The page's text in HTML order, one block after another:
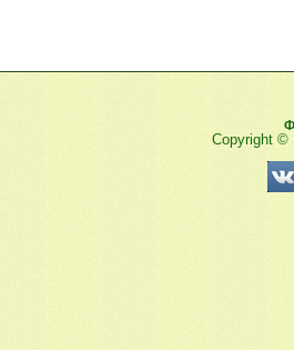
Copyright ©